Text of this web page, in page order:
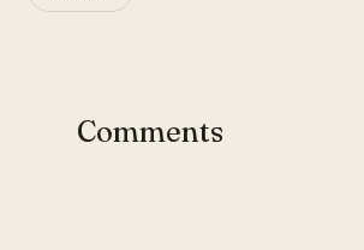
Comments